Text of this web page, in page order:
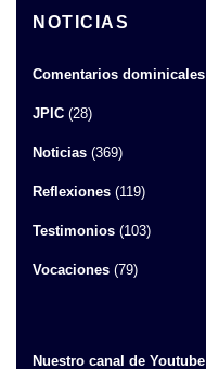
NOTICIAS
Comentarios dominicales
JPIC (28)
Noticias (369)
Reflexiones (119)
Testimonios (103)
Vocaciones (79)
Nuestro canal de Youtube